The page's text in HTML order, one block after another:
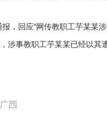
回应“网传教职工芋某某涉
事教职工芋某某已经以其遭